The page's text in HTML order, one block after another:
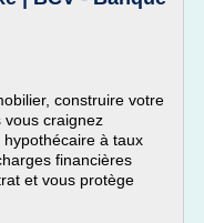
construire votre
vous craignez
à taux
financières
et vous protège